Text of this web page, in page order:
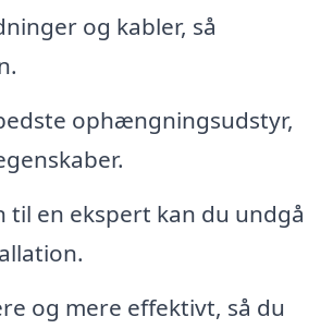
og kabler, så
ophængningsudstyr,
en ekspert kan du undgå
og mere effektivt, så du